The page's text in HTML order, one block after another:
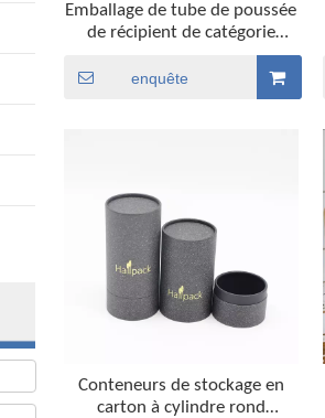
Emballage de tube de poussée
de récipient de catégorie
comestible de taille faite sur
commande biodégradable
pour le gâteau de sushi
enquête
Conteneurs de stockage en
carton à cylindre rond